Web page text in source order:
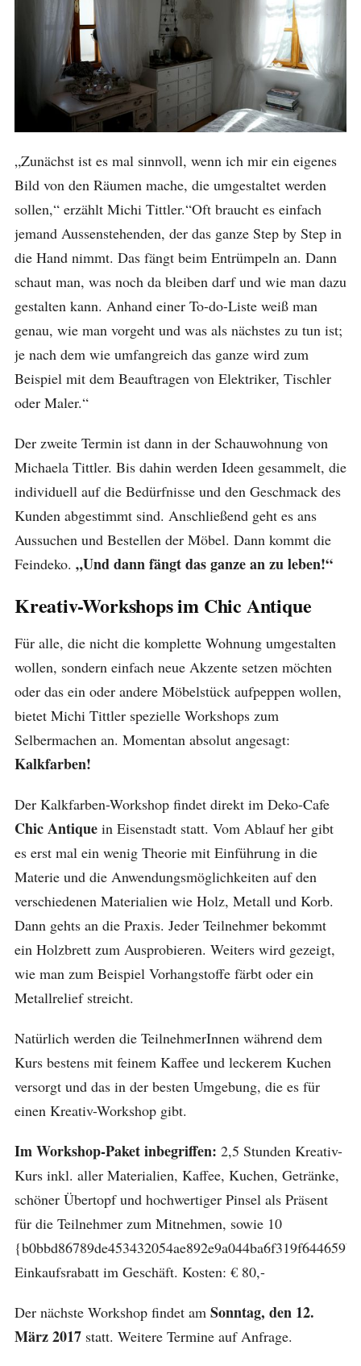
„Zunächst ist es mal sinnvoll, wenn ich mir ein eigenes
Bild von den Räumen mache, die umgestaltet werden
sollen,“ erzählt Michi Tittler.“Oft braucht es einfach
jemand Aussenstehenden, der das ganze Step by Step in
die Hand nimmt. Das fängt beim Entrümpeln an. Dann
schaut man, was noch da bleiben darf und wie man dazu
gestalten kann. Anhand einer To-do-Liste weiß man
genau, wie man vorgeht und was als nächstes zu tun ist;
je nach dem wie umfangreich das ganze wird zum
Beispiel mit dem Beauftragen von Elektriker, Tischler
oder Maler.“
Der zweite Termin ist dann in der Schauwohnung von
Michaela Tittler. Bis dahin werden Ideen gesammelt, die
individuell auf die Bedürfnisse und den Geschmack des
Kunden abgestimmt sind. Anschließend geht es ans
Aussuchen und Bestellen der Möbel. Dann kommt die
Feindeko. „Und dann fängt das ganze an zu leben!“
Kreativ-Workshops im Chic Antique
Für alle, die nicht die komplette Wohnung umgestalten
wollen, sondern einfach neue Akzente setzen möchten
oder das ein oder andere Möbelstück aufpeppen wollen,
bietet Michi Tittler spezielle Workshops zum
Selbermachen an. Momentan absolut angesagt:
Kalkfarben!
Der Kalkfarben-Workshop findet direkt im Deko-Cafe
Chic Antiquein Eisenstadt statt. Vom Ablauf her gibt
es erst mal ein wenig Theorie mit Einführung in die
Materie und die Anwendungsmöglichkeiten auf den
verschiedenen Materialien wie Holz, Metall und Korb.
Dann gehts an die Praxis. Jeder Teilnehmer bekommt
ein Holzbrett zum Ausprobieren. Weiters wird gezeigt,
wie man zum Beispiel Vorhangstoffe färbt oder ein
Metallrelief streicht.
Natürlich werden die TeilnehmerInnen während dem
Kurs bestens mit feinem Kaffee und leckerem Kuchen
versorgt und das in der besten Umgebung, die es für
einen Kreativ-Workshop gibt.
Im Workshop-Paket inbegriffen: 2,5 Stunden Kreativ-
Kurs inkl. aller Materialien, Kaffee, Kuchen, Getränke,
schöner Übertopf und hochwertiger Pinsel als Präsent
für die Teilnehmer zum Mitnehmen, sowie 10
Einkaufsrabatt im Geschäft. Kosten: € 80,-
Der nächste Workshop findet am Sonntag, den 12.
März 2017statt. Weitere Termine auf Anfrage.